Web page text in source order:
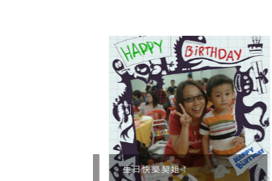
生日快樂契姐！